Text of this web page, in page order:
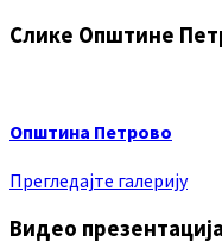
Слике Општине
Општина Петрово
Прегледајте галерију
Видео